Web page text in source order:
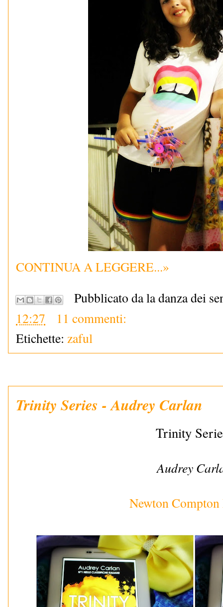
CONTINUA A LEGGERE...»
Pubblicato da la danza dei
12:27
11 commenti:
Etichette: zaful
Trinity Series - Audrey Carlan
Trinity
Audrey
Newton